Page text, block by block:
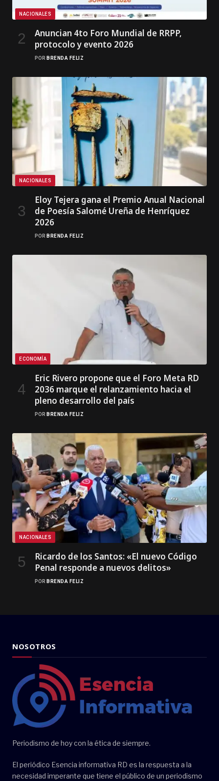
NACIONALES
Anuncian 4to Foro Mundial de RRPP,
protocolo y evento 2026
POR BRENDA FELIZ
NACIONALES
Eloy Tejera gana el Premio Anual Nacional
de Poesía Salomé Ureña de Henríquez
2026
POR BRENDA FELIZ
ECONOMÍA
Eric Rivero propone que el Foro Meta RD
2036 marque el relanzamiento hacia el
pleno desarrollo del país
POR BRENDA FELIZ
NACIONALES
Ricardo de los Santos: «El nuevo Código
Penal responde a nuevos delitos»
POR BRENDA FELIZ
NOSOTROS
Periodismo de hoy con la ética de siempre.
El periódico Esencia informativa RD es la respuesta a la
necesidad imperante que tiene el público de un periodismo